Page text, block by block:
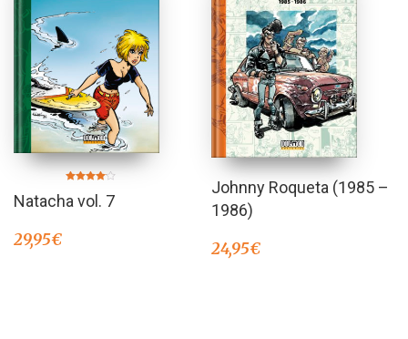
en
4.00
Natacha vol. 7
29,95€
Johnny Roqueta (1985 –
1986)
24,95€